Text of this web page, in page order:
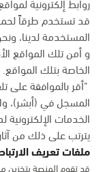
قد تستخدم طرقاً
المستخدمة لدينا،
و أمن تلك المواقع
الخاصة بتلك المواقع.
"أقر بالموافقة على
المسجل في (أبشر)،
الخدمات
يترتب على ذلك من
ملفات تعريف
قد تقوم المنصة بتخزين